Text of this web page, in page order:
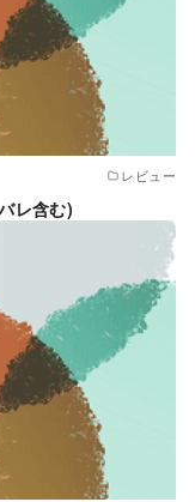
レビュー
レ含む)